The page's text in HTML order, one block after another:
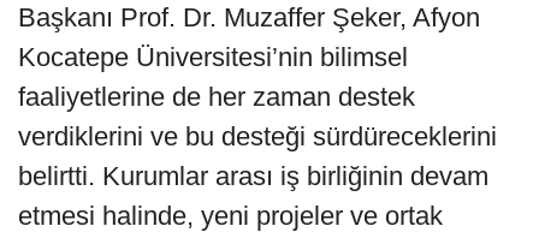
Başkanı Prof. Dr. Muzaffer Şeker, Afyon
Kocatepe Üniversitesi’nin bilimsel
faaliyetlerine de her zaman destek
verdiklerini ve bu desteği sürdüreceklerini
belirtti. Kurumlar arası iş birliğinin devam
etmesi halinde, yeni projeler ve ortak